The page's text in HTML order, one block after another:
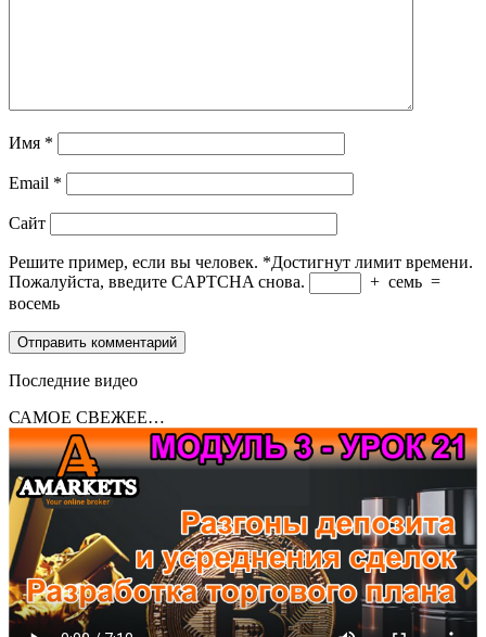
Имя *
Email *
Сайт
Решите пример, если вы человек. *Достигнут лимит времени.
Пожалуйста, введите CAPTCHA снова.
+ семь =
восемь
Последние видео
САМОЕ СВЕЖЕЕ…